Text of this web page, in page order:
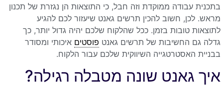
בתכנית עבודה ממוקדת וזה חבל, כי התוצאות הן נגזרת של תכנון
מראש. לכן, חשוב להכין תרשים גאנט שיעזור לכם להגיע
לתוצאות טובות בזמן. ככל שהלקוח שלכם יהיה גדול יותר, כך
גדלה גם החשיבות של תרשים גאנט פוסטים איכותי ומסודר
בבניית האסטרטגייה השיווקית שלכם עבור הלקוח.
איך גאנט שונה מטבלה רגילה?